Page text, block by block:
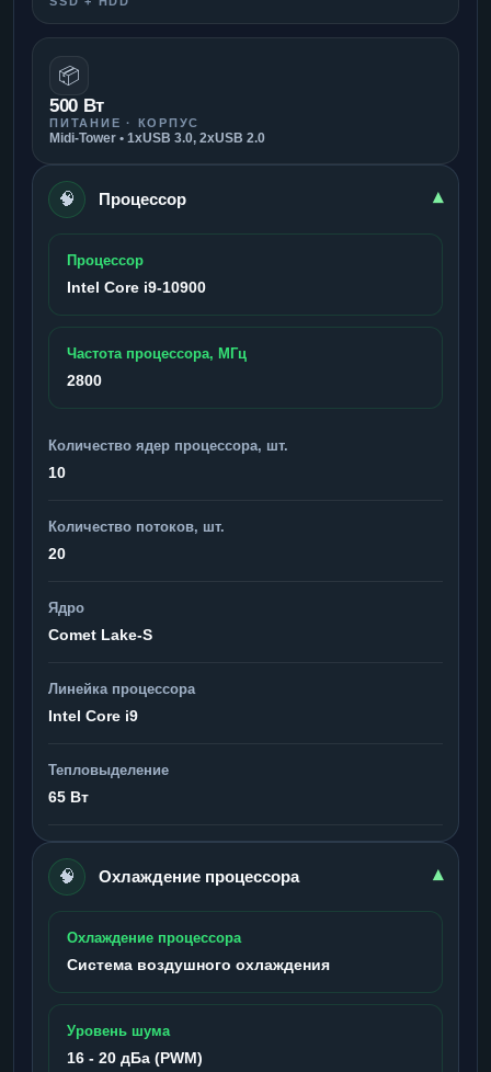
📦
500 Вт
ПИТАНИЕ · КОРПУС
Midi-Tower • 1xUSB 3.0, 2xUSB 2.0
🧠 Процессор ▾
Процессор
Intel Core i9-10900
Частота процессора, МГц
2800
Количество ядер процессора, шт.
10
Количество потоков, шт.
20
Ядро
Comet Lake-S
Линейка процессора
Intel Core i9
Тепловыделение
65 Вт
🧠 Охлаждение процессора ▾
Охлаждение процессора
Система воздушного охлаждения
Уровень шума
16 - 20 дБа (PWM)